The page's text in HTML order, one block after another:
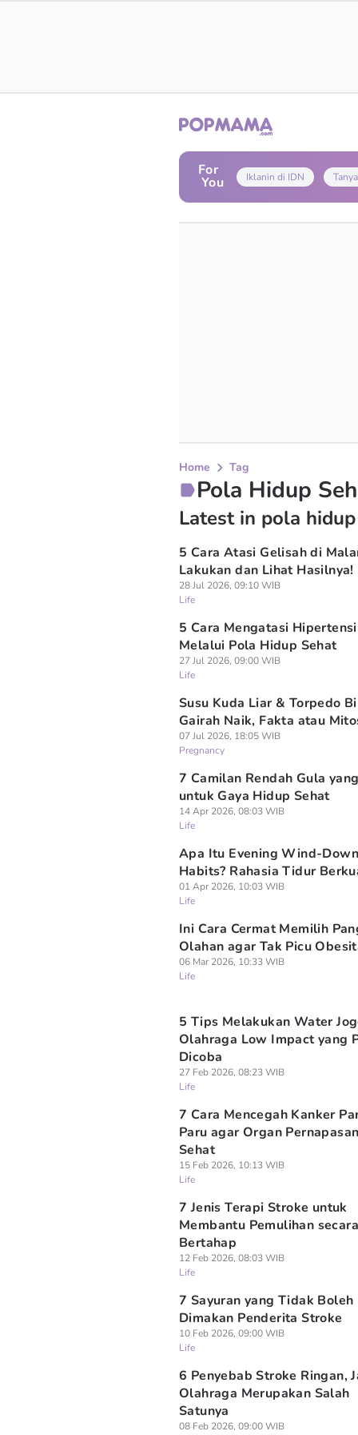
For
You Iklanin di IDN
Home Tag
Pola Hidup
Latest in pola
5 Cara Atasi Gelisah di
Lakukan dan Lihat Hasilnya!
28 Jul 2026, 09:10 WIB
Life
5 Cara Mengatasi Hipertensi
Melalui Pola Hidup Sehat
27 Jul 2026, 09:00 WIB
Life
Susu Kuda Liar & Torpedo
Gairah Naik, Fakta atau
07 Jul 2026, 18:05 WIB
Pregnancy
7 Camilan Rendah Gula
untuk Gaya Hidup Sehat
14 Apr 2026, 08:03 WIB
Life
Apa Itu Evening Wind-Down
Habits? Rahasia Tidur
01 Apr 2026, 10:03 WIB
Life
Ini Cara Cermat Memilih
Olahan agar Tak Picu
06 Mar 2026, 10:33 WIB
Life
5 Tips Melakukan Water
Olahraga Low Impact yang
Dicoba
27 Feb 2026, 08:23 WIB
Life
7 Cara Mencegah Kanker
Paru agar Organ
Sehat
15 Feb 2026, 10:13 WIB
Life
7 Jenis Terapi Stroke untuk
Membantu Pemulihan secara
Bertahap
12 Feb 2026, 08:03 WIB
Life
7 Sayuran yang Tidak Boleh
Dimakan Penderita Stroke
10 Feb 2026, 09:00 WIB
Life
6 Penyebab Stroke Ringan,
Olahraga Merupakan Salah
Satunya
08 Feb 2026, 09:00 WIB